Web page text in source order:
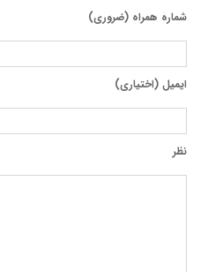
شماره همراه (ضروری)
ایمیل (اختیاری)
نظر